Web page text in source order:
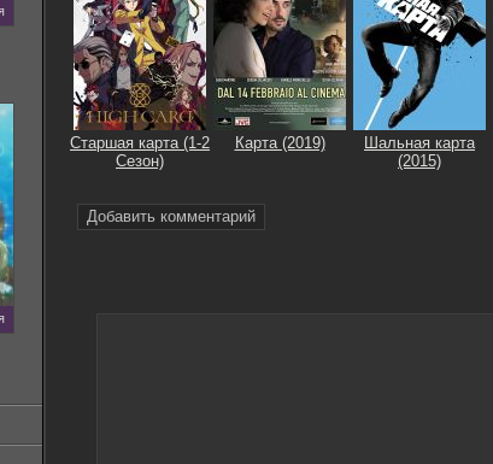
Старшая карта (1-2
Сезон)
Карта (2019)
Шальная карта
(2015)
Добавить комментарий